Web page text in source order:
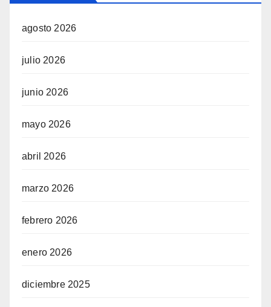
agosto 2026
julio 2026
junio 2026
mayo 2026
abril 2026
marzo 2026
febrero 2026
enero 2026
diciembre 2025